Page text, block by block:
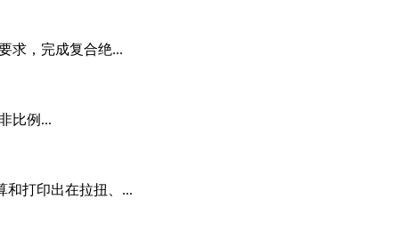
求，完成复合绝...
比例...
和打印出在拉扭、...